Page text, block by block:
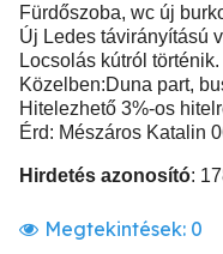
Fürdőszoba, wc új
Új Ledes távirányítású
Locsolás kútról történik.
Közelben:Duna part,
Hitelezhető 3%-os
Érd: Mészáros Katalin
Hirdetés azonosító:
Megtekintések: 0